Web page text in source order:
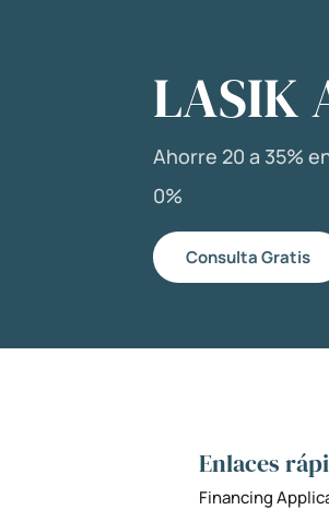
LASIK
Ahorre 20 a 35%
0%
Consulta Gratis
Enlaces
Financing